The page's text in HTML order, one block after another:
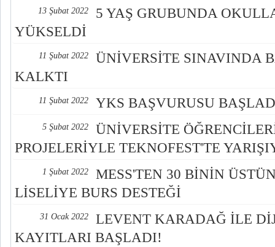
13 Şubat 2022
5 YAŞ GRUBUNDA
YÜKSELDİ
11 Şubat 2022
ÜNİVERSİTE SINAVINDA
KALKTI
11 Şubat 2022 YKS BAŞVURUSU
5 Şubat 2022
ÜNİVERSİTE
PROJELERİYLE TEKNOFEST'TE
1 Şubat 2022
MESS'TEN 30 BİNİN
LİSELİYE BURS DESTEĞİ
31 Ocak 2022
LEVENT KARADAĞ İLE
KAYITLARI BAŞLADI!